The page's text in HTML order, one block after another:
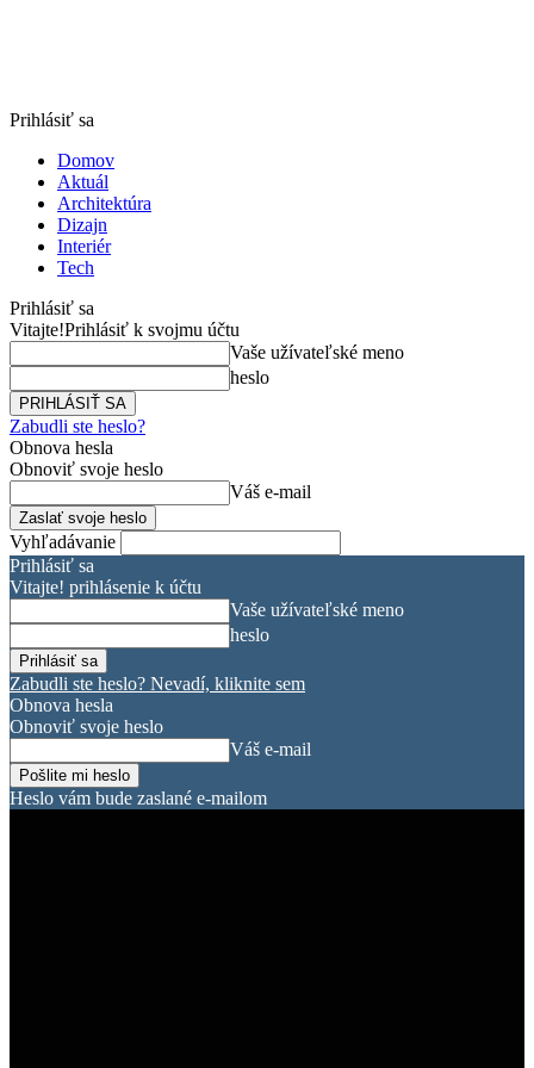
Prihlásiť sa
Domov
Aktuál
Architektúra
Dizajn
Interiér
Tech
Prihlásiť sa
Vitajte!Prihlásiť k svojmu účtu
Vaše užívateľské meno
heslo
Zabudli ste heslo?
Obnova hesla
Obnoviť svoje heslo
Váš e-mail
Vyhľadávanie
Prihlásiť sa
Vitajte! prihlásenie k účtu
Vaše užívateľské meno
heslo
Zabudli ste heslo? Nevadí, kliknite sem
Obnova hesla
Obnoviť svoje heslo
Váš e-mail
Heslo vám bude zaslané e-mailom